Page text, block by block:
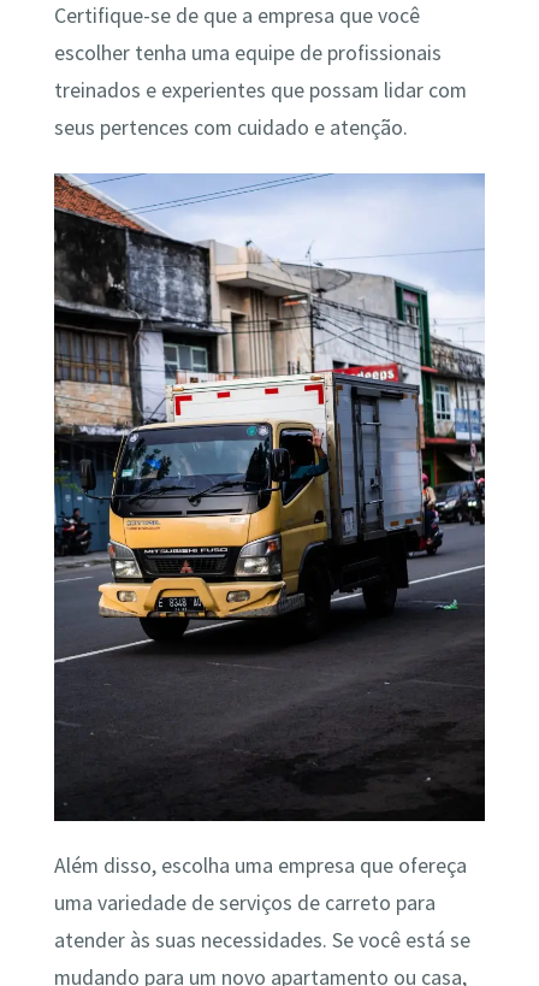
Certifique-se de que a empresa que você
escolher tenha uma equipe de profissionais
treinados e experientes que possam lidar com
seus pertences com cuidado e atenção.
Além disso, escolha uma empresa que ofereça
uma variedade de serviços de carreto para
atender às suas necessidades. Se você está se
mudando para um novo apartamento ou casa,